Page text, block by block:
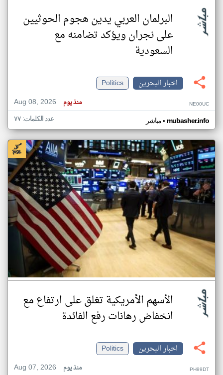
البرلمان العربي يدين هجوم الحوثيين
على نجران ويؤكد تضامنه مع
السعودية
اخبار البحرين
Politics
Aug 08, 2026
منذ يوم NE00UC
مباشر• mubasher.info عدد الكلمات: ٧٧
الأسهم الأمريكية تغلق على ارتفاع مع
انخفاض رهانات رفع الفائدة
اخبار البحرين
Politics
Aug 07, 2026
منذ يوم PH99DT